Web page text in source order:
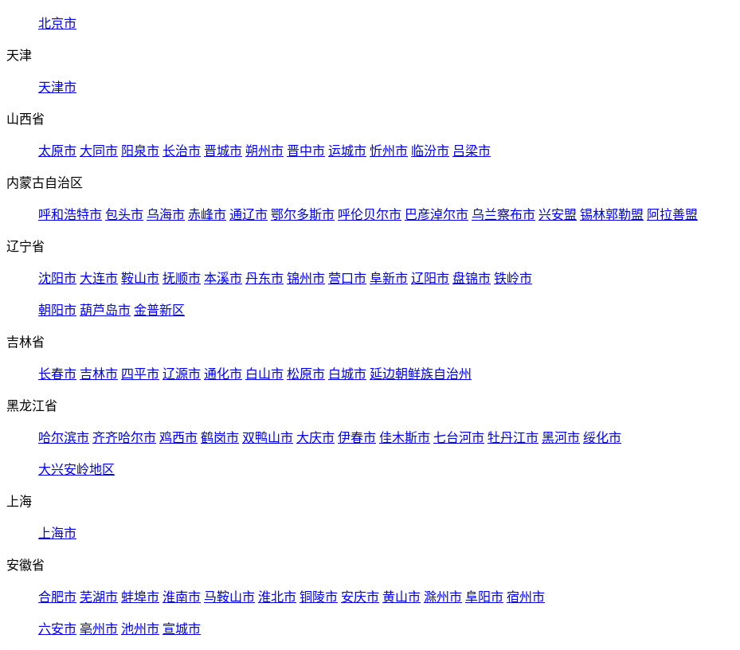
北京市
天津
天津市
山西省
太原市 大同市 阳泉市 长治市 晋城市 朔州市 晋中市 运城市 忻州市 临汾市 吕梁市
内蒙古自治区
呼和浩特市 包头市 乌海市 赤峰市 通辽市 鄂尔多斯市 呼伦贝尔市 巴彦淖尔市 乌兰察布市 兴安盟 锡林郭勒盟 阿拉善盟
辽宁省
沈阳市 大连市 鞍山市 抚顺市 本溪市 丹东市 锦州市 营口市 阜新市 辽阳市 盘锦市 铁岭市
朝阳市 葫芦岛市 金普新区
吉林省
长春市 吉林市 四平市 辽源市 通化市 白山市 松原市 白城市 延边朝鲜族自治州
黑龙江省
哈尔滨市 齐齐哈尔市 鸡西市 鹤岗市 双鸭山市 大庆市 伊春市 佳木斯市 七台河市 牡丹江市 黑河市 绥化市
大兴安岭地区
上海
上海市
安徽省
合肥市 芜湖市 蚌埠市 淮南市 马鞍山市 淮北市 铜陵市 安庆市 黄山市 滁州市 阜阳市 宿州市
六安市 亳州市 池州市 宣城市